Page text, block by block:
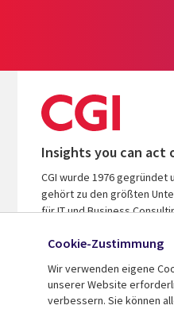
Insights you can act
CGI wurde 1976 gegründet
gehört zu den größten
für IT und Business
handeln ergebnisorientiert
Cookie-Zustimmung
Wir verwenden eigene
unserer Website
verbessern. Sie können